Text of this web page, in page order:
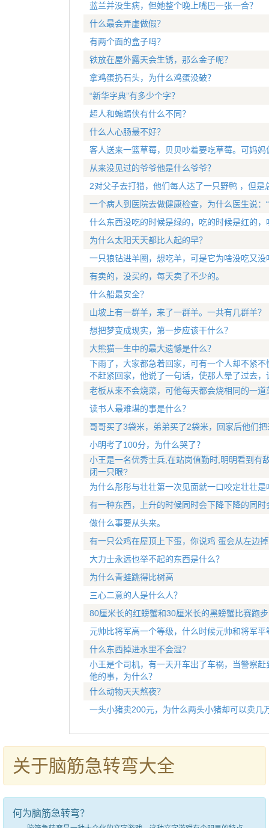
蓝兰并没生病，但她整个晚上嘴巴一张一合？
什么最会弄虚做假？
有两个面的盒子吗？
铁放在屋外露天会生锈，那么金子呢？
拿鸡蛋扔石头，为什么鸡蛋没破？
“新华字典”有多少个字？
超人和蝙蝠侠有什么不同？
什么人心肠最不好？
客人送来一篮草莓，贝贝吵着要吃草莓。可妈
从来没见过的爷爷他是什么爷爷？
2对父子去打猎，他们每人达了一只野鸭 ，但是
一个病人到医院去做健康检查，为什么医生说
什么东西没吃的时候是绿的，吃的时候是红的，
为什么太阳天天都比人起的早？
一只狼钻进羊圈，想吃羊，可是它为啥没吃又没
有卖的，没买的，每天卖了不少的。
什么船最安全？
山坡上有一群羊，来了一群羊。一共有几群羊？
想把梦变成现实，第一步应该干什么？
大熊猫一生中的最大遗憾是什么？
下雨了，大家都急着回家，可有一个人却不紧
不赶紧回家，他说了一句话，使那人晕了过去
老板从来不会烧菜，可他每天都会烧相同的一
读书人最难堪的事是什么？
哥哥买了3袋米，弟弟买了2袋米，回家后他们
小明考了100分，为什么哭了？
小王是一名优秀士兵,在站岗值勤时,明明看到有
闭一只眼?
为什么彤彤与壮壮第一次见面就一口咬定壮壮是
有一种东西，上升的时候同时会下降下降的同时
做什么事要从头来。
有一只公鸡在屋顶上下蛋，你说鸡 蛋会从左边
大力士永远也举不起的东西是什么？
为什么青蛙跳得比树高
三心二意的人是什么人？
80厘米长的红螃蟹和30厘米长的黑螃蟹比赛跑
元帅比将军高一个等级，什么时候元帅和将军平
什么东西掉进水里不会湿？
小王是个司机，有一天开车出了车祸，当警察
他的事，为什么？
什么动物天天熬夜？
一头小猪卖200元，为什么两头小猪却可以卖几
关于脑筋急转弯大全
何为脑筋急转弯？